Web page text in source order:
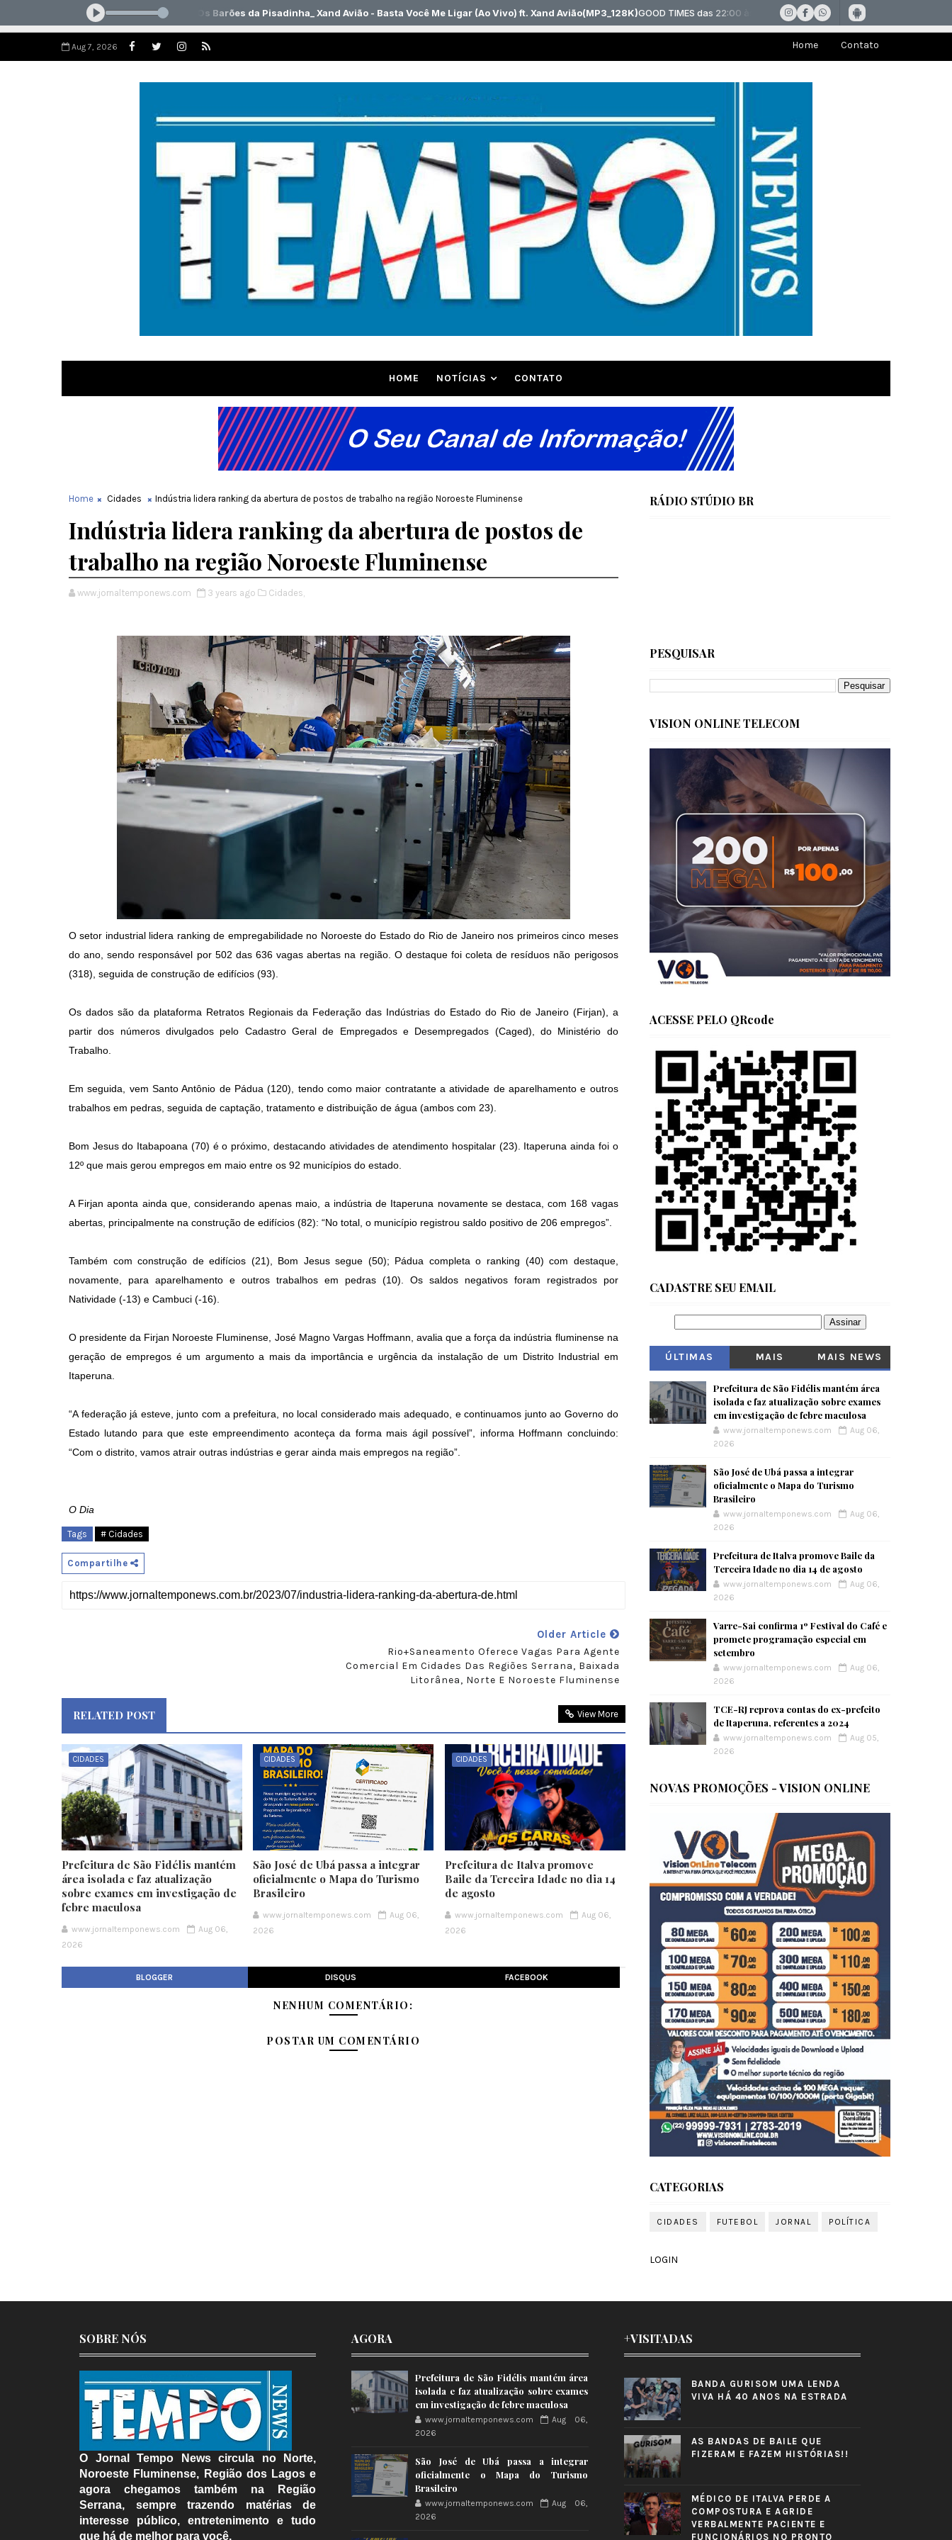
Aug 7, 2026 Home Contato
HOME NOTÍCIAS CONTATO
Home Cidades Indústria lidera ranking da abertura de postos de trabalho na região Noroeste Fluminense
Indústria lidera ranking da abertura de postos de
trabalho na região Noroeste Fluminense
www.jornaltemponews.com 3 years ago Cidades,
O setor industrial lidera ranking de empregabilidade no Noroeste do Estado do Rio de Janeiro nos primeiros cinco meses
do ano, sendo responsável por 502 das 636 vagas abertas na região. O destaque foi coleta de resíduos não perigosos
(318), seguida de construção de edifícios (93).
Os dados são da plataforma Retratos Regionais da Federação das Indústrias do Estado do Rio de Janeiro (Firjan), a
partir dos números divulgados pelo Cadastro Geral de Empregados e Desempregados (Caged), do Ministério do
Trabalho.
Em seguida, vem Santo Antônio de Pádua (120), tendo como maior contratante a atividade de aparelhamento e outros
trabalhos em pedras, seguida de captação, tratamento e distribuição de água (ambos com 23).
Bom Jesus do Itabapoana (70) é o próximo, destacando atividades de atendimento hospitalar (23). Itaperuna ainda foi o
12º que mais gerou empregos em maio entre os 92 municípios do estado.
A Firjan aponta ainda que, considerando apenas maio, a indústria de Itaperuna novamente se destaca, com 168 vagas
abertas, principalmente na construção de edifícios (82): “No total, o município registrou saldo positivo de 206 empregos”.
Também com construção de edifícios (21), Bom Jesus segue (50); Pádua completa o ranking (40) com destaque,
novamente, para aparelhamento e outros trabalhos em pedras (10). Os saldos negativos foram registrados por
Natividade (-13) e Cambuci (-16).
O presidente da Firjan Noroeste Fluminense, José Magno Vargas Hoffmann, avalia que a força da indústria fluminense na
geração de empregos é um argumento a mais da importância e urgência da instalação de um Distrito Industrial em
Itaperuna.
“A federação já esteve, junto com a prefeitura, no local considerado mais adequado, e continuamos junto ao Governo do
Estado lutando para que este empreendimento aconteça da forma mais ágil possível”, informa Hoffmann concluindo:
“Com o distrito, vamos atrair outras indústrias e gerar ainda mais empregos na região”.
O Dia
Tags # Cidades
Compartilhe
Older Article
Rio+Saneamento Oferece Vagas Para Agente
Comercial Em Cidades Das Regiões Serrana, Baixada
Litorânea, Norte E Noroeste Fluminense
RELATED POST View More
CIDADES
Prefeitura de São Fidélis mantém
área isolada e faz atualização
sobre exames em investigação de
febre maculosa
www.jornaltemponews.com
Aug 06,
2026
CIDADES
São José de Ubá passa a integrar
oficialmente o Mapa do Turismo
Brasileiro
www.jornaltemponews.com
Aug 06,
2026
CIDADES
Prefeitura de Italva promove
Baile da Terceira Idade no dia 14
de agosto
www.jornaltemponews.com
Aug 06,
2026
BLOGGER DISQUS FACEBOOK
NENHUM COMENTÁRIO:
POSTAR UM COMENTÁRIO
RÁDIO STÚDIO BR
PESQUISAR
VISION ONLINE TELECOM
ACESSE PELO QRcode
CADASTRE SEU EMAIL
ÚLTIMAS
MAIS
MAIS NEWS
Prefeitura de São Fidélis mantém área
isolada e faz atualização sobre exames
em investigação de febre maculosa
www.jornaltemponews.com
Aug 06,
2026
São José de Ubá passa a integrar
oficialmente o Mapa do Turismo
Brasileiro
www.jornaltemponews.com
Aug 06,
2026
Prefeitura de Italva promove Baile da
Terceira Idade no dia 14 de agosto
www.jornaltemponews.com
Aug 06,
2026
Varre-Sai confirma 1º Festival do Café e
promete programação especial em
setembro
www.jornaltemponews.com
Aug 06,
2026
TCE-RJ reprova contas do ex-prefeito
de Itaperuna, referentes a 2024
www.jornaltemponews.com
Aug 05,
2026
NOVAS PROMOÇÕES - VISION ONLINE
CATEGORIAS
CIDADES FUTEBOL JORNAL POLÍTICA
LOGIN
SOBRE NÓS
O Jornal Tempo News circula no Norte,
Noroeste Fluminense, Região dos Lagos e
agora chegamos também na Região
Serrana, sempre trazendo matérias de
interesse público, entretenimento e tudo
que há de melhor para você.
AGORA
Prefeitura de São Fidélis mantém área
isolada e faz atualização sobre exames
em investigação de febre maculosa
www.jornaltemponews.com
Aug 06,
2026
São José de Ubá passa a integrar
oficialmente o Mapa do Turismo
Brasileiro
www.jornaltemponews.com
Aug 06,
2026
+VISITADAS
BANDA GURISOM UMA LENDA
VIVA HÁ 40 ANOS NA ESTRADA
AS BANDAS DE BAILE QUE
FIZERAM E FAZEM HISTÓRIAS!!
MÉDICO DE ITALVA PERDE A
COMPOSTURA E AGRIDE
VERBALMENTE PACIENTE E
FUNCIONÁRIOS NO PRONTO